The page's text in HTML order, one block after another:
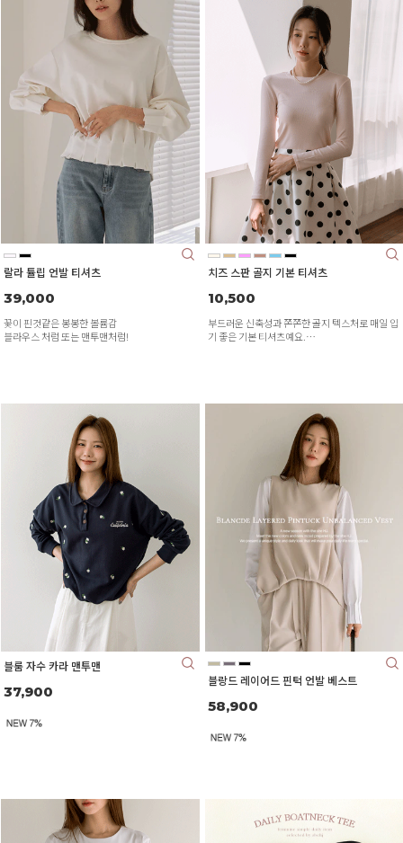
랄라 튤립 언발 티셔츠
39,000
꽃이 핀것같은 봉봉한 볼륨감
블라우스 처럼 또는 맨투맨처럼!
치즈 스판 골지 기본 티셔츠
10,500
부드러운 신축성과 쫀쫀한 골지 텍스처로 매일 입
기 좋은 기본 티셔츠예요.
블룸 자수 카라 맨투맨
37,900
블랑드 레이어드 핀턱 언발 베스트
58,900